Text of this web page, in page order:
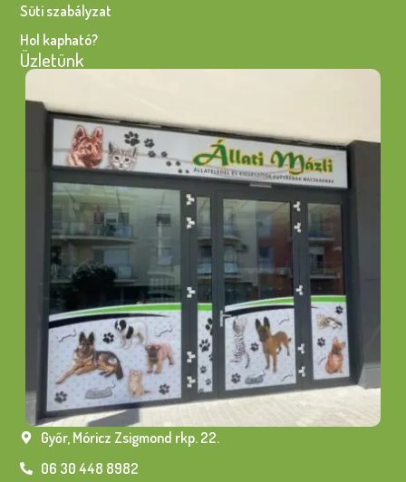
Süti szabályzat
Hol kapható?
Üzletünk
Győr, Móricz Zsigmond rkp. 22.
06 30 448 8982